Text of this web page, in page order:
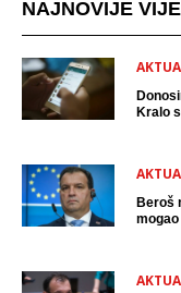
NAJNOVIJE
Kralo
Beroš